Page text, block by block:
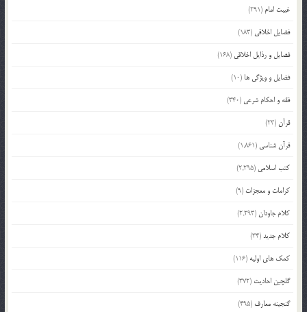
غیبت امام (291)
فضایل اخلاقی (183)
فضایل و رذایل اخلاقی (168)
فضایل و ویژگی ها (10)
فقه و احکام شرعی (340)
قرآن(23)
قرآن شناسی (1,861)
کتب اسلامی (2,295)
کرامات و معجزات (9)
کلام جاودان(2,293)
کلام جدید(34)
کمک های اولیه (116)
گلچین احادیث (372)
گنجینه معارف (495)